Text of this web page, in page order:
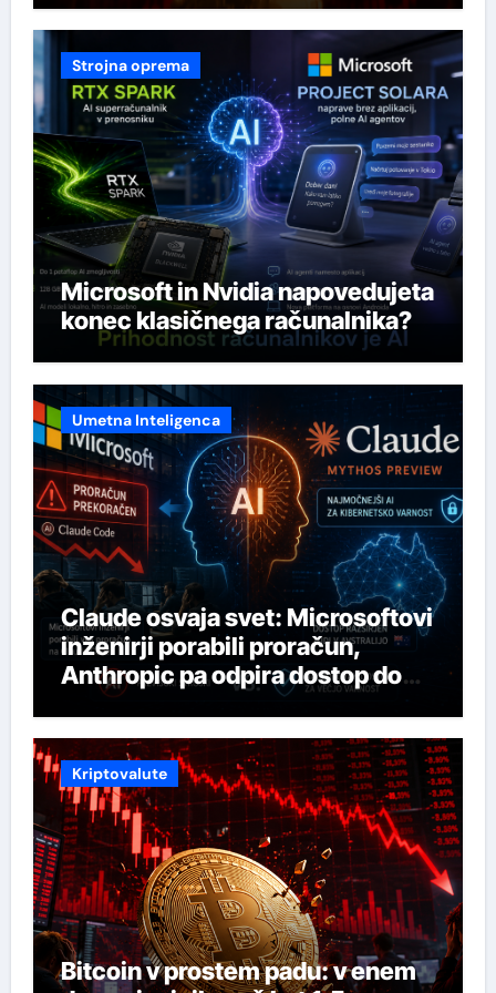
Strojna oprema
Microsoft in Nvidia napovedujeta
konec klasičnega računalnika?
Umetna Inteligenca
Claude osvaja svet: Microsoftovi
inženirji porabili proračun,
Anthropic pa odpira dostop do
svojega najmočnejšega AI-ja
Kriptovalute
Bitcoin v prostem padu: v enem